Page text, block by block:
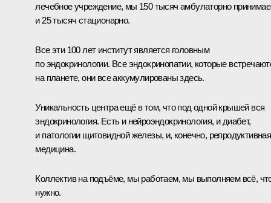
лечебное учреждение, мы 150 тысяч амбулаторно
и 25 тысяч стационарно.
Все эти 100 лет институт является головным
по эндокринологии. Все эндокринопатии, которые
на планете, они все аккумулированы здесь.
Уникальность центра ещё в том, что под одной крышей вся
эндокринология. Есть и нейроэндокринология, и диабет,
и патологии щитовидной железы, и, конечно, репродуктивная
медицина.
Коллектив на подъёме, мы работаем, мы выполняем всё,
нужно.